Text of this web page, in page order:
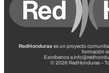
RedHonduras es un proyecto
formación
Escríbenos a
© 2026 RedHonduras –